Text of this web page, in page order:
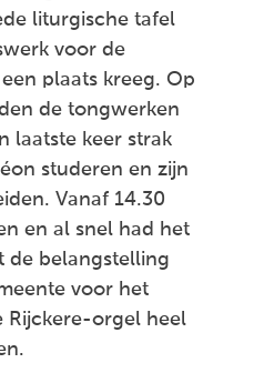
liturgische tafel
voor de
plaats kreeg. Op
de tongwerken
laatste keer strak
studeren en zijn
Vanaf 14.30
en al snel had het
de belangstelling
voor het
Rijckere-orgel heel